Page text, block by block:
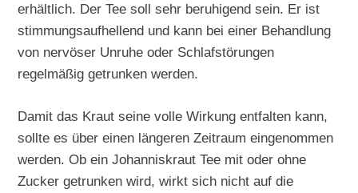
erhältlich. Der Tee soll sehr beruhigend sein. Er ist
stimmungsaufhellend und kann bei einer Behandlung
von nervöser Unruhe oder Schlafstörungen
regelmäßig getrunken werden.
Damit das Kraut seine volle Wirkung entfalten kann,
sollte es über einen längeren Zeitraum eingenommen
werden. Ob ein Johanniskraut Tee mit oder ohne
Zucker getrunken wird, wirkt sich nicht auf die